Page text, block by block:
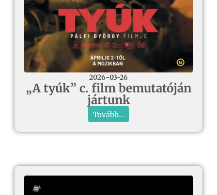
2026-03-26
„A tyúk” c. film bemutatóján
jártunk
Tovább...